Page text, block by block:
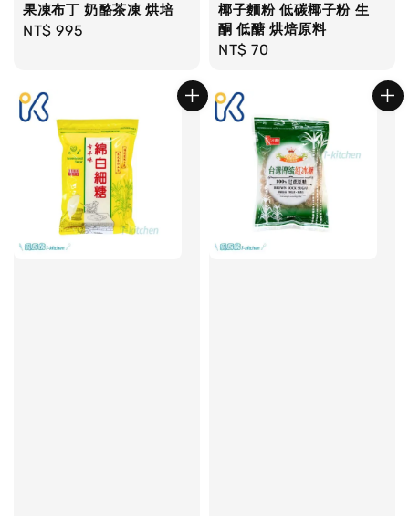
果凍布丁 奶酪茶凍 烘培
Regular
NT$ 995
椰子麵粉 低碳椰子粉 生
酮 低醣 烘焙原料
Regular
NT$ 70